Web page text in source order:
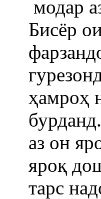
модар
Бисёр
ҳамроҳ
аз он
яроқ
тарс